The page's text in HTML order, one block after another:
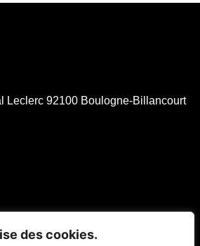
des cookies.
Leclerc 92100 Boulogne-Billancourt